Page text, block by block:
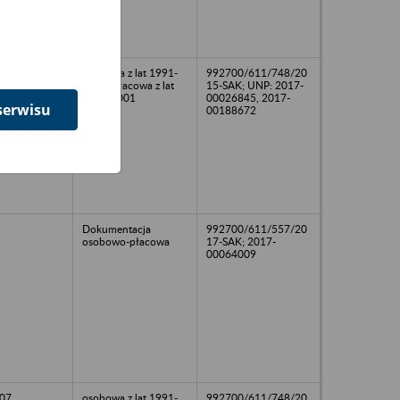
osobowa z lat 1991-
2002, płacowa z lat
1980-2001
992700/611/748/20
15-SAK; UNP: 2017-
00026845, 2017-
00188672
Dokumentacja
osobowo-płacowa
992700/611/557/20
17-SAK; 2017-
00064009